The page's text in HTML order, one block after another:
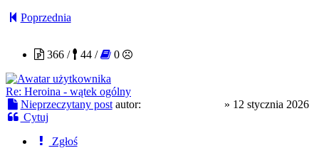
Poprzednia
366 /
44 / 0
Re: Heroina - wątek ogólny
Nieprzeczytany post autor: » 12 stycznia 2026
Cytuj
Zgłoś